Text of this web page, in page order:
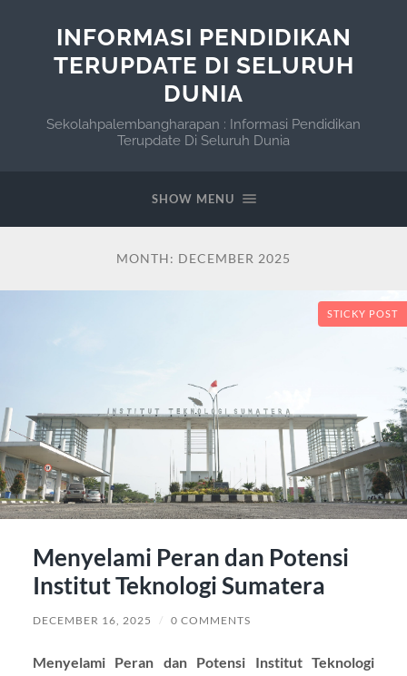
INFORMASI PENDIDIKAN
TERUPDATE DI SELURUH
DUNIA
Sekolahpalembangharapan : Informasi Pendidikan
Terupdate Di Seluruh Dunia
SHOW MENU
MONTH: DECEMBER 2025
STICKY POST
Menyelami Peran dan Potensi
Institut Teknologi Sumatera
DECEMBER 16, 2025 / 0 COMMENTS
Menyelami Peran dan Potensi Institut Teknologi